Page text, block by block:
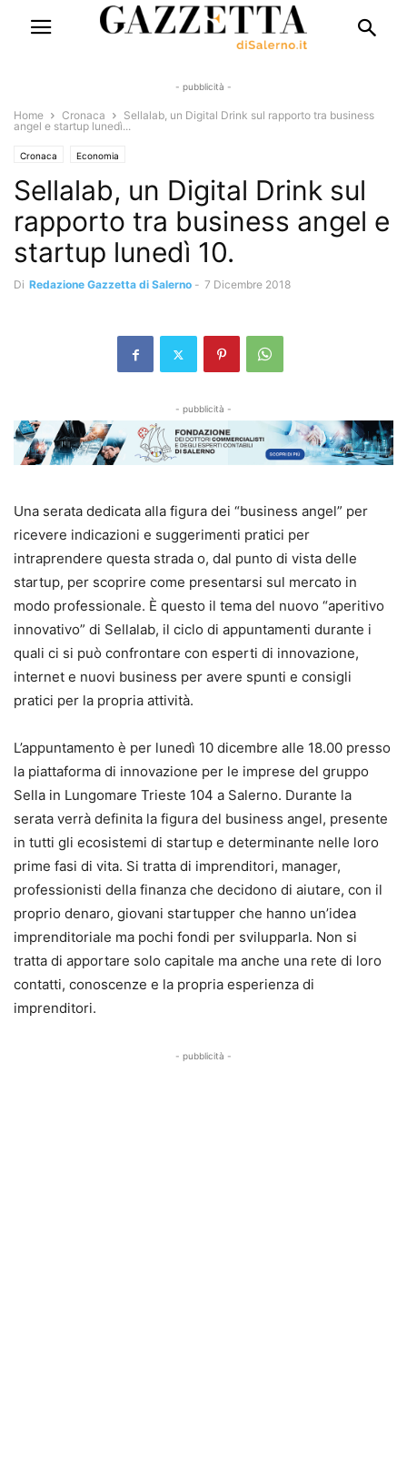
- pubblicità -
Home Cronaca
Sellalab, un Digital Drink sul rapporto tra business
angel e startup lunedì...
Cronaca Economia
Sellalab, un Digital Drink sul
rapporto tra business angel e
startup lunedì 10.
Di Redazione Gazzetta di Salerno - 7 Dicembre 2018
- pubblicità -
Una serata dedicata alla figura dei “business angel” per
ricevere indicazioni e suggerimenti pratici per
intraprendere questa strada o, dal punto di vista delle
startup, per scoprire come presentarsi sul mercato in
modo professionale. È questo il tema del nuovo “aperitivo
innovativo” di Sellalab, il ciclo di appuntamenti durante i
quali ci si può confrontare con esperti di innovazione,
internet e nuovi business per avere spunti e consigli
pratici per la propria attività.
L’appuntamento è per lunedì 10 dicembre alle 18.00 presso
la piattaforma di innovazione per le imprese del gruppo
Sella in Lungomare Trieste 104 a Salerno. Durante la
serata verrà definita la figura del business angel, presente
in tutti gli ecosistemi di startup e determinante nelle loro
prime fasi di vita. Si tratta di imprenditori, manager,
professionisti della finanza che decidono di aiutare, con il
proprio denaro, giovani startupper che hanno un’idea
imprenditoriale ma pochi fondi per svilupparla. Non si
tratta di apportare solo capitale ma anche una rete di loro
contatti, conoscenze e la propria esperienza di
imprenditori.
- pubblicità -